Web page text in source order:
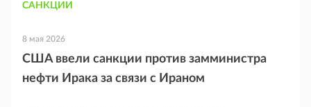
САНКЦИИ
8 мая 2026
США ввели санкции против замминистра
нефти Ирака за связи с Ираном